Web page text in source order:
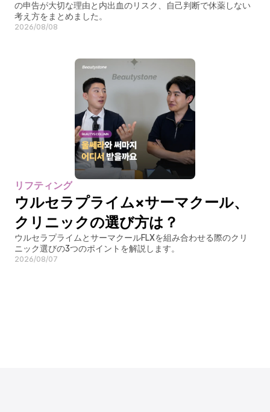
の申告が大切な理由と内出血のリスク、自己判断で休薬しない
考え方をまとめました。
2026/08/08
リフティング
ウルセラプライム×サーマクール、
クリニックの選び方は？
ウルセラプライムとサーマクールFLXを組み合わせる際のクリ
ニック選びの3つのポイントを解説します。
2026/08/07